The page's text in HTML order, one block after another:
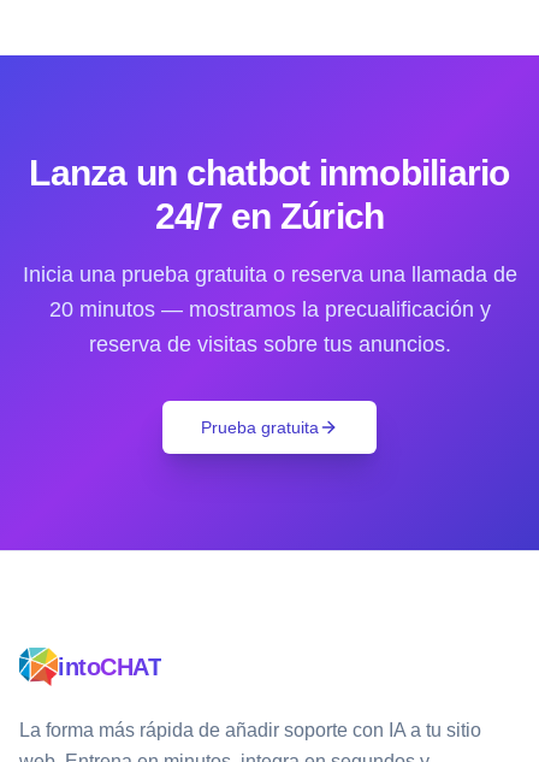
Lanza un chatbot inmobiliario
24/7 en Zúrich
Inicia una prueba gratuita o reserva una llamada de
20 minutos — mostramos la precualificación y
reserva de visitas sobre tus anuncios.
Prueba gratuita
intoCHAT
La forma más rápida de añadir soporte con IA a tu sitio